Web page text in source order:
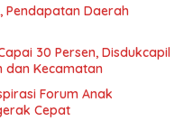
Pendapatan Daerah
30 Persen, Disdukcapil
dan Kecamatan
Forum Anak
Cepat